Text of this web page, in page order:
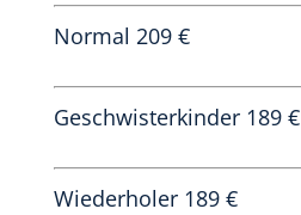
Normal 209 €
Geschwisterkinder 189 €
Wiederholer 189 €